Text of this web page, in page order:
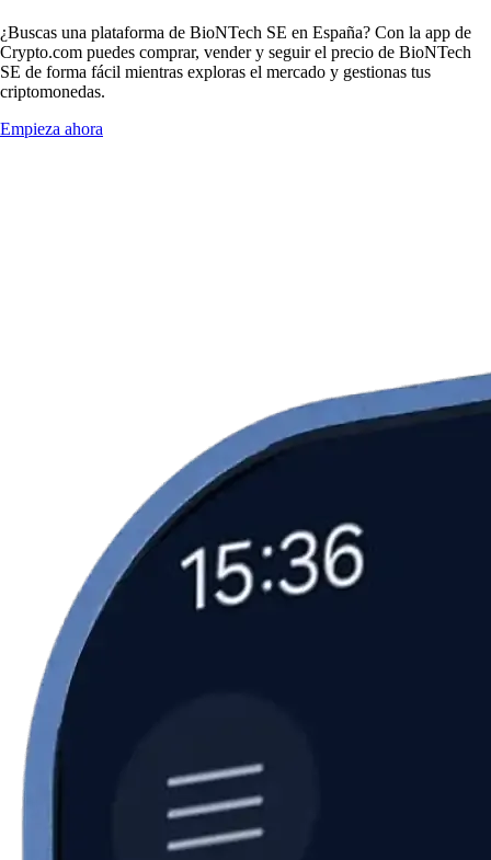
¿Buscas una plataforma de BioNTech SE en España? Con la app de
Crypto.com puedes comprar, vender y seguir el precio de BioNTech
SE de forma fácil mientras exploras el mercado y gestionas tus
criptomonedas.
Empieza ahora